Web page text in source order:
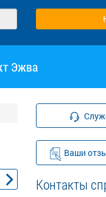
Эжва
Ваши
Контакты